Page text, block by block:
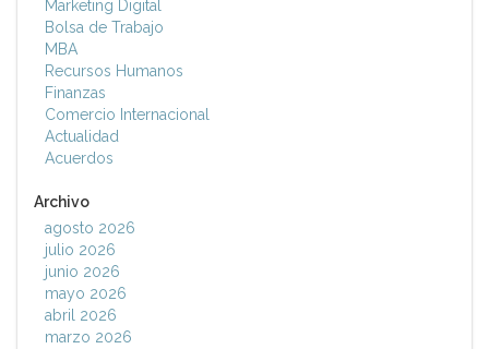
Marketing Digital
Bolsa de Trabajo
MBA
Recursos Humanos
Finanzas
Comercio Internacional
Actualidad
Acuerdos
Archivo
agosto 2026
julio 2026
junio 2026
mayo 2026
abril 2026
marzo 2026